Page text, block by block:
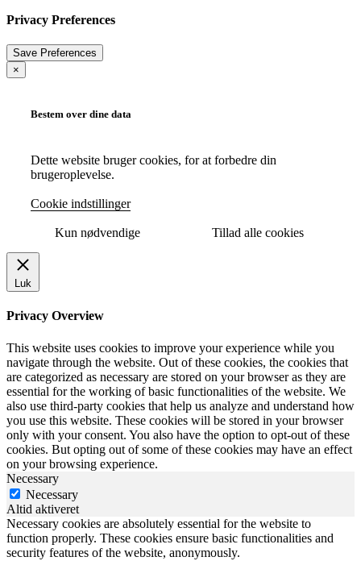
Privacy Preferences
×
Bestem over dine data
Dette website bruger cookies, for at forbedre din
brugeroplevelse.
Cookie indstillinger
Kun nødvendige Tillad alle cookies
Luk
Privacy Overview
This website uses cookies to improve your experience while you
navigate through the website. Out of these cookies, the cookies that
are categorized as necessary are stored on your browser as they are
essential for the working of basic functionalities of the website. We
also use third-party cookies that help us analyze and understand how
you use this website. These cookies will be stored in your browser
only with your consent. You also have the option to opt-out of these
cookies. But opting out of some of these cookies may have an effect
on your browsing experience.
Necessary
Necessary
Altid aktiveret
Necessary cookies are absolutely essential for the website to
function properly. These cookies ensure basic functionalities and
security features of the website, anonymously.